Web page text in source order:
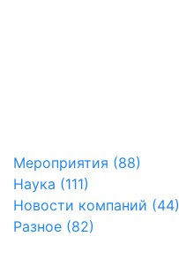
Мероприятия (88)
Наука (111)
Новости компаний (44)
Разное (82)